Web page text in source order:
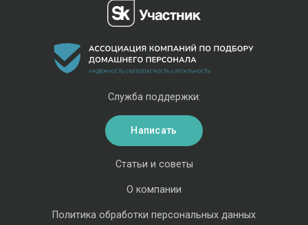
Статьи и советы
О компании
Политика обработки персональных данных
Служба поддержки:
Написать